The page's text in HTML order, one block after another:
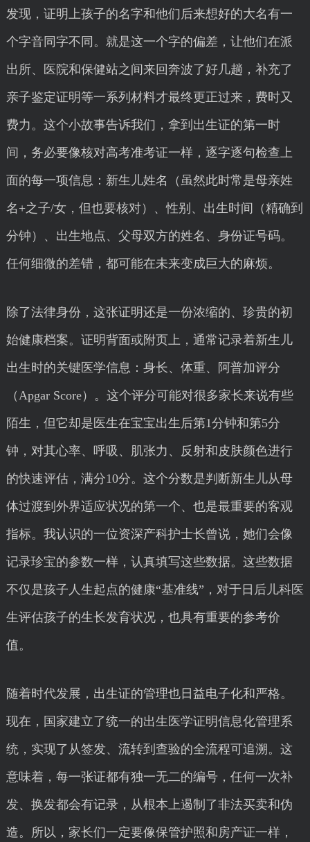
发现，证明上孩子的名字和他们后来想好的大名有一
个字音同字不同。就是这一个字的偏差，让他们在派
出所、医院和保健站之间来回奔波了好几趟，补充了
亲子鉴定证明等一系列材料才最终更正过来，费时又
费力。这个小故事告诉我们，拿到出生证的第一时
间，务必要像核对高考准考证一样，逐字逐句检查上
面的每一项信息：新生儿姓名（虽然此时常是母亲姓
名+之子/女，但也要核对）、性别、出生时间（精确到
分钟）、出生地点、父母双方的姓名、身份证号码。
任何细微的差错，都可能在未来变成巨大的麻烦。
除了法律身份，这张证明还是一份浓缩的、珍贵的初
始健康档案。证明背面或附页上，通常记录着新生儿
出生时的关键医学信息：身长、体重、阿普加评分
（Apgar Score）。这个评分可能对很多家长来说有些
陌生，但它却是医生在宝宝出生后第1分钟和第5分
钟，对其心率、呼吸、肌张力、反射和皮肤颜色进行
的快速评估，满分10分。这个分数是判断新生儿从母
体过渡到外界适应状况的第一个、也是最重要的客观
指标。我认识的一位资深产科护士长曾说，她们会像
记录珍宝的参数一样，认真填写这些数据。这些数据
不仅是孩子人生起点的健康“基准线”，对于日后儿科医
生评估孩子的生长发育状况，也具有重要的参考价
值。
随着时代发展，出生证的管理也日益电子化和严格。
现在，国家建立了统一的出生医学证明信息化管理系
统，实现了从签发、流转到查验的全流程可追溯。这
意味着，每一张证都有独一无二的编号，任何一次补
发、换发都会有记录，从根本上遏制了非法买卖和伪
造。所以，家长们一定要像保管护照和房产证一样，